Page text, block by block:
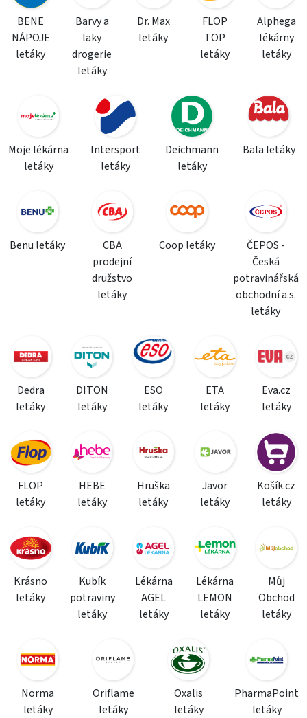
BENE
NÁPOJE
letáky
Barvy a
laky
drogerie
letáky
Dr. Max
letáky
FLOP
TOP
letáky
Alphega
lékárny
letáky
Moje lékárna
letáky
Intersport
letáky
Deichmann
letáky
Bala letáky
Benu letáky
CBA
prodejní
družstvo
letáky
Coop letáky
ČEPOS -
Česká
potravinářská
obchodní a.s.
letáky
Dedra
letáky
DITON
letáky
ESO
letáky
ETA
letáky
Eva.cz
letáky
FLOP
letáky
HEBE
letáky
Hruška
letáky
Javor
letáky
Košík.cz
letáky
Krásno
letáky
Kubík
potraviny
letáky
Lékárna
AGEL
letáky
Lékárna
LEMON
letáky
Můj
Obchod
letáky
Norma
letáky
Oriflame
letáky
Oxalis
letáky
PharmaPoint
letáky